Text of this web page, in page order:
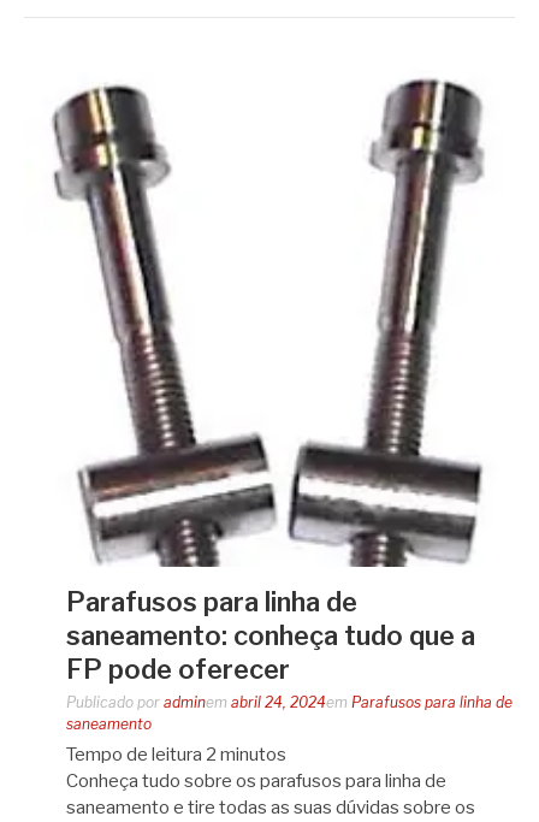
Parafusos para linha de
saneamento: conheça tudo que a
FP pode oferecer
Publicado por adminem abril 24, 2024em Parafusos para linha de
saneamento
Tempo de leitura 2 minutos
Conheça tudo sobre os parafusos para linha de
saneamento e tire todas as suas dúvidas sobre os